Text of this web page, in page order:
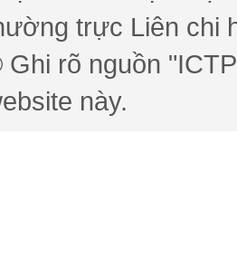
trực Liên chi
Ghi rõ nguồn
này.